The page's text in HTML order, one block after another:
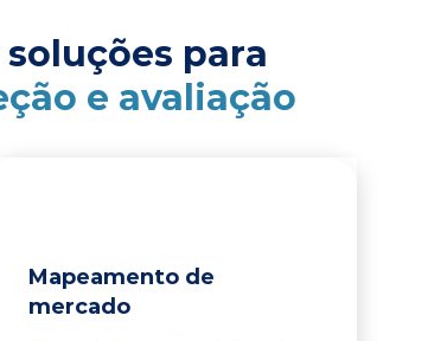
para
e avaliação
Mapeamento de
mercado